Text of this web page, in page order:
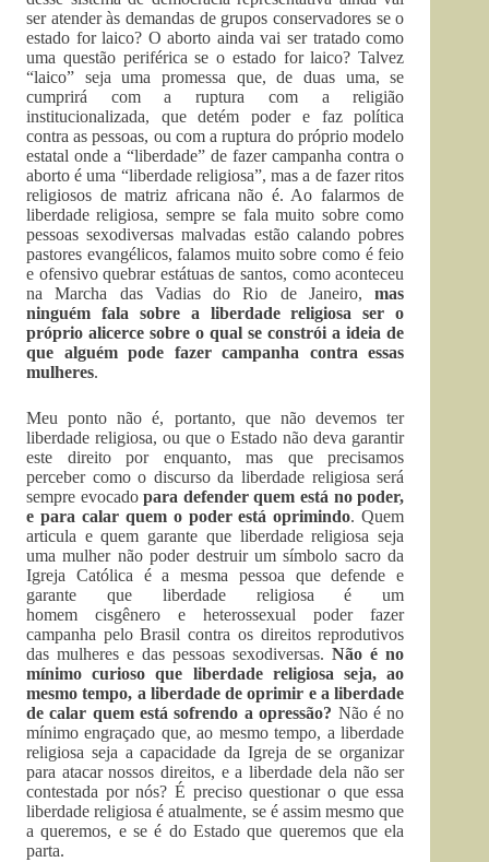
ser atender às demandas de grupos conservadores se o
estado for laico? O aborto ainda vai ser tratado como
uma questão periférica se o estado for laico? Talvez
“laico” seja uma promessa que, de duas uma, se
cumprirá com a ruptura com a religião
institucionalizada, que detém poder e faz política
contra as pessoas, ou com a ruptura do próprio modelo
estatal onde a “liberdade” de fazer campanha contra o
aborto é uma “liberdade religiosa”, mas a de fazer ritos
religiosos de matriz africana não é. Ao falarmos de
liberdade religiosa, sempre se fala muito sobre como
pessoas sexodiversas malvadas estão calando pobres
pastores evangélicos, falamos muito sobre como é feio
e ofensivo quebrar estátuas de santos, como aconteceu
na Marcha das Vadias do Rio de Janeiro,mas
ninguém fala sobre a liberdade religiosa ser o
próprio alicerce sobre o qual se constrói a ideia de
que alguém pode fazer campanha contra essas
mulheres.
Meu ponto não é, portanto, que não devemos ter
liberdade religiosa, ou que o Estado não deva garantir
este direito por enquanto, mas que precisamos
perceber como o discurso da liberdade religiosa será
sempre evocadopara defender quem está no poder,
e para calar quem o poder está oprimindo. Quem
articula e quem garante que liberdade religiosa seja
uma mulher não poder destruir um símbolo sacro da
Igreja Católica é a mesma pessoa que defende e
garante que liberdade religiosa é um
homem cisgênero e heterossexual poder fazer
campanha pelo Brasil contra os direitos reprodutivos
das mulheres e das pessoas sexodiversas.Não é no
mínimo curioso que liberdade religiosa seja, ao
mesmo tempo, a liberdade de oprimir e a liberdade
de calar quem está sofrendo a opressão? Não é no
mínimo engraçado que, ao mesmo tempo, a liberdade
religiosa seja a capacidade da Igreja de se organizar
para atacar nossos direitos, e a liberdade dela não ser
contestada por nós? É preciso questionar o que essa
liberdade religiosa é atualmente, se é assim mesmo que
a queremos, e se é do Estado que queremos que ela
parta.